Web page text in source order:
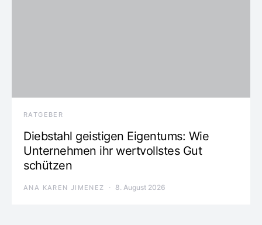
RATGEBER
Diebstahl geistigen Eigentums: Wie
Unternehmen ihr wertvollstes Gut
schützen
ANA KAREN JIMENEZ 8. August 2026